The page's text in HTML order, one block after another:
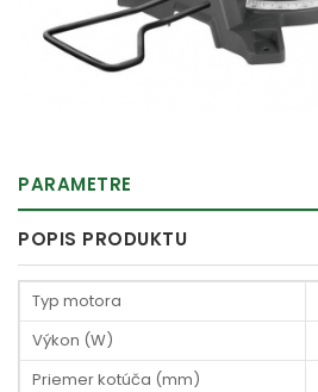
PARAMETRE
POPIS PRODUKTU
Typ motora
Výkon (W)
Priemer kotúča (mm)